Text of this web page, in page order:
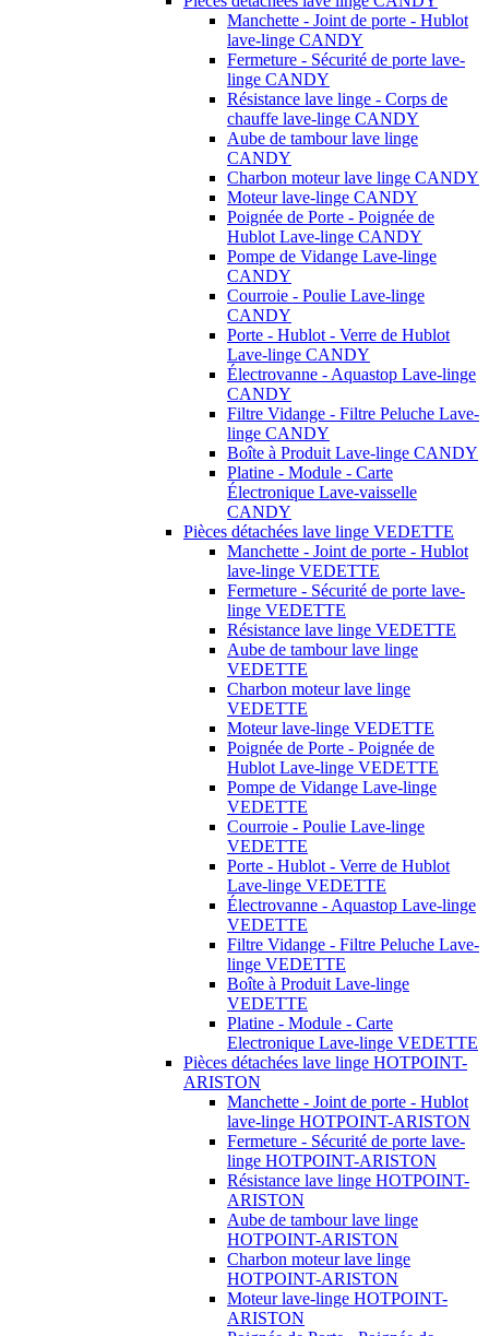
Manchette - Joint de porte - Hublot
lave-linge CANDY
Fermeture - Sécurité de porte lave-
linge CANDY
Résistance lave linge - Corps de
chauffe lave-linge CANDY
Aube de tambour lave linge
CANDY
Charbon moteur lave linge CANDY
Moteur lave-linge CANDY
Poignée de Porte - Poignée de
Hublot Lave-linge CANDY
Pompe de Vidange Lave-linge
CANDY
Courroie - Poulie Lave-linge
CANDY
Porte - Hublot - Verre de Hublot
Lave-linge CANDY
Électrovanne - Aquastop Lave-linge
CANDY
Filtre Vidange - Filtre Peluche Lave-
linge CANDY
Boîte à Produit Lave-linge CANDY
Platine - Module - Carte
Électronique Lave-vaisselle
CANDY
Pièces détachées lave linge VEDETTE
Manchette - Joint de porte - Hublot
lave-linge VEDETTE
Fermeture - Sécurité de porte lave-
linge VEDETTE
Résistance lave linge VEDETTE
Aube de tambour lave linge
VEDETTE
Charbon moteur lave linge
VEDETTE
Moteur lave-linge VEDETTE
Poignée de Porte - Poignée de
Hublot Lave-linge VEDETTE
Pompe de Vidange Lave-linge
VEDETTE
Courroie - Poulie Lave-linge
VEDETTE
Porte - Hublot - Verre de Hublot
Lave-linge VEDETTE
Électrovanne - Aquastop Lave-linge
VEDETTE
Filtre Vidange - Filtre Peluche Lave-
linge VEDETTE
Boîte à Produit Lave-linge
VEDETTE
Platine - Module - Carte
Electronique Lave-linge VEDETTE
Pièces détachées lave linge HOTPOINT-
ARISTON
Manchette - Joint de porte - Hublot
lave-linge HOTPOINT-ARISTON
Fermeture - Sécurité de porte lave-
linge HOTPOINT-ARISTON
Résistance lave linge HOTPOINT-
ARISTON
Aube de tambour lave linge
HOTPOINT-ARISTON
Charbon moteur lave linge
HOTPOINT-ARISTON
Moteur lave-linge HOTPOINT-
ARISTON